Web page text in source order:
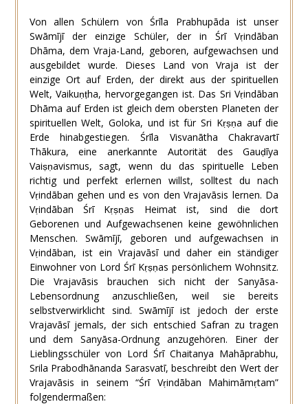
Von allen Schülern von Śrīla Prabhupāda ist unser
Swāmījī der einzige Schüler, der in Śrī Vṛindāban
Dhāma, dem Vraja-Land, geboren, aufgewachsen und
ausgebildet wurde. Dieses Land von Vraja ist der
einzige Ort auf Erden, der direkt aus der spirituellen
Welt, Vaikuṇṭha, hervorgegangen ist. Das Sri Vṛindāban
Dhāma auf Erden ist gleich dem obersten Planeten der
spirituellen Welt, Goloka, und ist für Sri Kṛṣṇa auf die
Erde hinabgestiegen. Śrīla Visvanātha Chakravartī
Thākura, eine anerkannte Autorität des Gauḍīya
Vaiṣṇavismus, sagt, wenn du das spirituelle Leben
richtig und perfekt erlernen willst, solltest du nach
Vṛindāban gehen und es von den Vrajavāsis lernen. Da
Vṛindāban Śrī Kṛṣṇas Heimat ist, sind die dort
Geborenen und Aufgewachsenen keine gewöhnlichen
Menschen. Swāmījī, geboren und aufgewachsen in
Vṛindāban, ist ein Vrajavāsī und daher ein ständiger
Einwohner von Lord Śrī Kṛṣṇas persönlichem Wohnsitz.
Die Vrajavāsis brauchen sich nicht der Sanyāsa-
Lebensordnung anzuschließen, weil sie bereits
selbstverwirklicht sind. Swāmījī ist jedoch der erste
Vrajavāsī jemals, der sich entschied Safran zu tragen
und dem Sanyāsa-Ordnung anzugehören. Einer der
Lieblingsschüler von Lord Śrī Chaitanya Mahāprabhu,
Srila Prabodhānanda Sarasvatī, beschreibt den Wert der
Vrajavāsis in seinem “Śrī Vṛindāban Mahimāmṛtam”
folgendermaßen: